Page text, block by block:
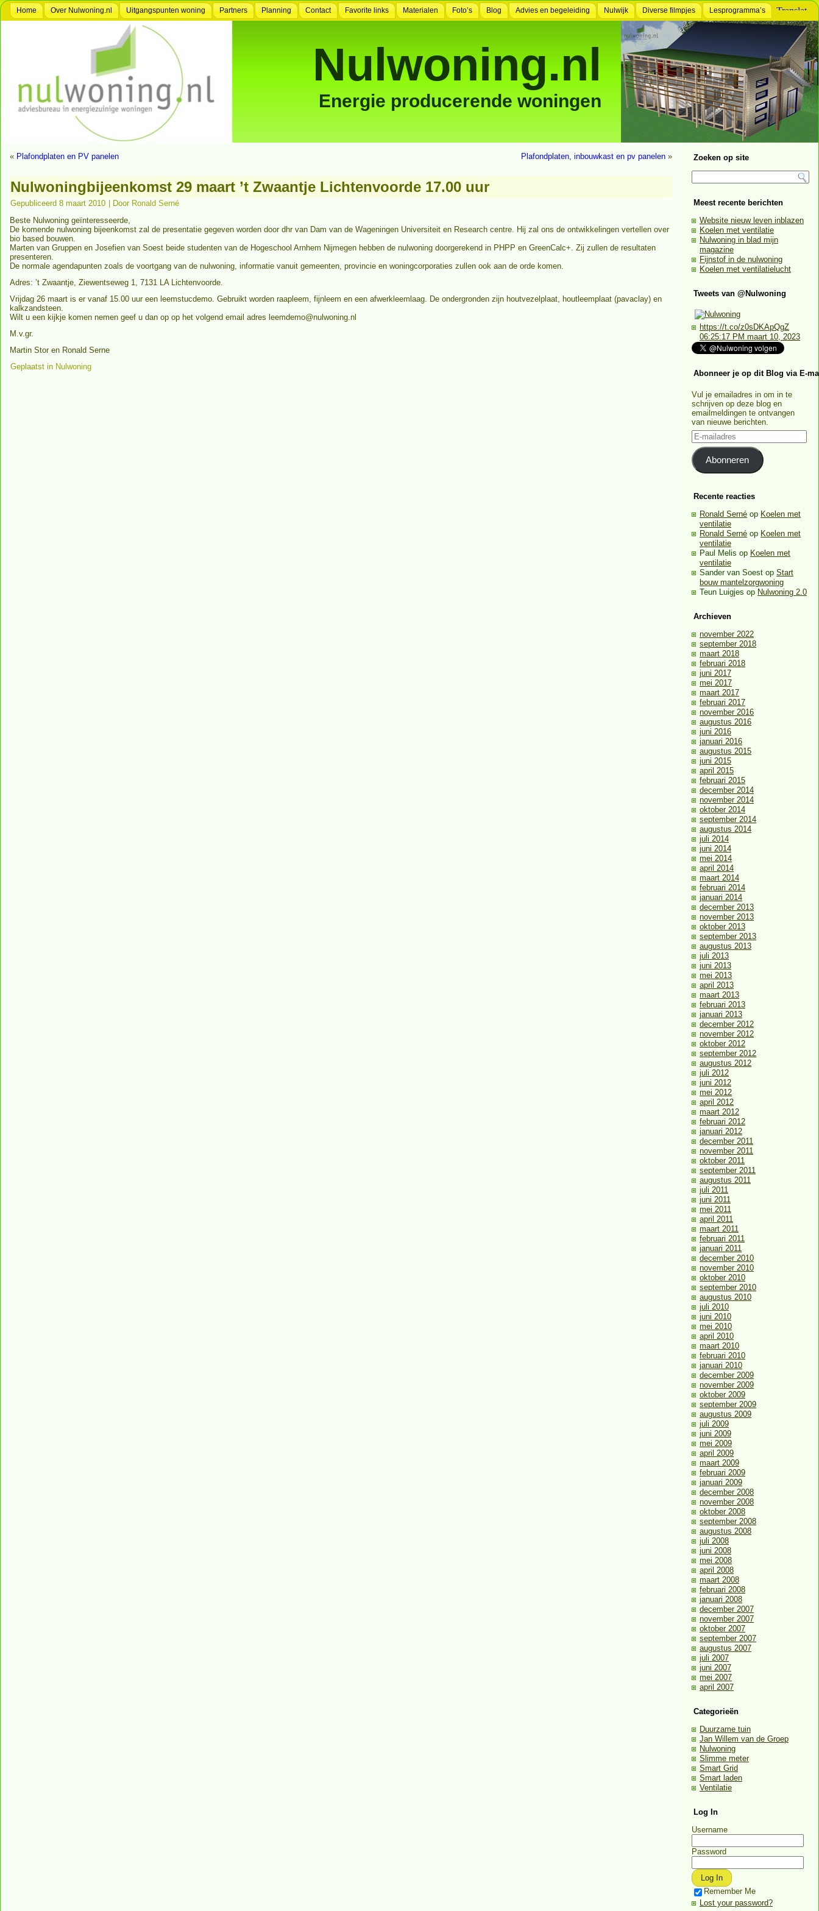
Home Over Nulwoning.nl Uitgangspunten woning Partners Planning Contact Favorite links Materialen Foto’s Blog Advies en begeleiding Nulwijk Diverse filmpjes Lesprogramma’s
Nulwoning.nl
Energie producerende woningen
« Plafondplaten en PV panelen Plafondplaten, inbouwkast en pv panelen »
Nulwoningbijeenkomst 29 maart ’t Zwaantje Lichtenvoorde 17.00 uur
Gepubliceerd 8 maart 2010 Door Ronald Serné
Beste Nulwoning geïnteresseerde,
De komende nulwoning bijeenkomst zal de presentatie gegeven worden door dhr van Dam van de Wageningen Universiteit en Research centre. Hij zal ons de ontwikkelingen vertellen over
bio based bouwen.
Marten van Gruppen en Josefien van Soest beide studenten van de Hogeschool Arnhem Nijmegen hebben de nulwoning doorgerekend in PHPP en GreenCalc+. Zij zullen de resultaten
presenteren.
De normale agendapunten zoals de voortgang van de nulwoning, informatie vanuit gemeenten, provincie en woningcorporaties zullen ook aan de orde komen.
Adres: ’t Zwaantje, Ziewentseweg 1, 7131 LA Lichtenvoorde.
Vrijdag 26 maart is er vanaf 15.00 uur een leemstucdemo. Gebruikt worden raapleem, fijnleem en een afwerkleemlaag. De ondergronden zijn houtvezelplaat, houtleemplaat (pavaclay) en
kalkzandsteen.
Wilt u een kijkje komen nemen geef u dan op op het volgend email adres leemdemo@nulwoning.nl
M.v.gr.
Martin Stor en Ronald Serne
Geplaatst in Nulwoning
Zoeken op site
Meest recente berichten
Website nieuw leven inblazen
Koelen met ventilatie
Nulwoning in blad mijn
magazine
Fijnstof in de nulwoning
Koelen met ventilatielucht
Tweets van @Nulwoning
https://t.co/z0sDKApQgZ
06:25:17 PM maart 10, 2023
Abonneer je op dit Blog via E-
Vul je emailadres in om in te
schrijven op deze blog en
emailmeldingen te ontvangen
van nieuwe berichten.
E-
mailadres
Abonneren
Recente reacties
Ronald Serné op Koelen met
ventilatie
Ronald Serné op Koelen met
ventilatie
Paul Melis op Koelen met
ventilatie
Sander van Soest op Start
bouw mantelzorgwoning
Teun Luigjes op Nulwoning 2.0
Archieven
november 2022
september 2018
maart 2018
februari 2018
juni 2017
mei 2017
maart 2017
februari 2017
november 2016
augustus 2016
juni 2016
januari 2016
augustus 2015
juni 2015
april 2015
februari 2015
december 2014
november 2014
oktober 2014
september 2014
augustus 2014
juli 2014
juni 2014
mei 2014
april 2014
maart 2014
februari 2014
januari 2014
december 2013
november 2013
oktober 2013
september 2013
augustus 2013
juli 2013
juni 2013
mei 2013
april 2013
maart 2013
februari 2013
januari 2013
december 2012
november 2012
oktober 2012
september 2012
augustus 2012
juli 2012
juni 2012
mei 2012
april 2012
maart 2012
februari 2012
januari 2012
december 2011
november 2011
oktober 2011
september 2011
augustus 2011
juli 2011
juni 2011
mei 2011
april 2011
maart 2011
februari 2011
januari 2011
december 2010
november 2010
oktober 2010
september 2010
augustus 2010
juli 2010
juni 2010
mei 2010
april 2010
maart 2010
februari 2010
januari 2010
december 2009
november 2009
oktober 2009
september 2009
augustus 2009
juli 2009
juni 2009
mei 2009
april 2009
maart 2009
februari 2009
januari 2009
december 2008
november 2008
oktober 2008
september 2008
augustus 2008
juli 2008
juni 2008
mei 2008
april 2008
maart 2008
februari 2008
januari 2008
december 2007
november 2007
oktober 2007
september 2007
augustus 2007
juli 2007
juni 2007
mei 2007
april 2007
Categorieën
Duurzame tuin
Jan Willem van de Groep
Nulwoning
Slimme meter
Smart Grid
Smart laden
Ventilatie
Log In
Username
Password
Remember Me
Lost your password?